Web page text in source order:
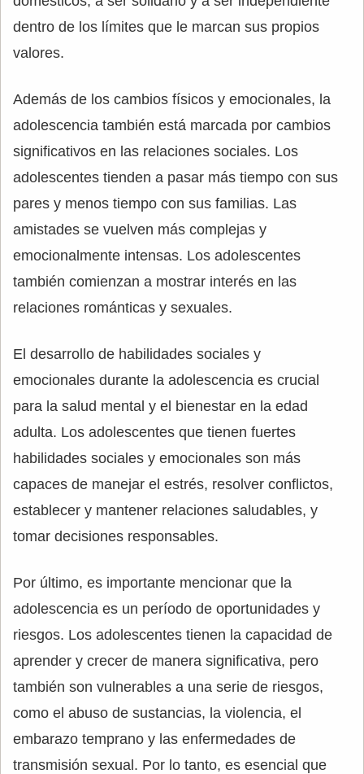
dentro de los límites que le marcan sus propios
valores.
Además de los cambios físicos y emocionales, la
adolescencia también está marcada por cambios
significativos en las relaciones sociales. Los
adolescentes tienden a pasar más tiempo con sus
pares y menos tiempo con sus familias. Las
amistades se vuelven más complejas y
emocionalmente intensas. Los adolescentes
también comienzan a mostrar interés en las
relaciones románticas y sexuales.
El desarrollo de habilidades sociales y
emocionales durante la adolescencia es crucial
para la salud mental y el bienestar en la edad
adulta. Los adolescentes que tienen fuertes
habilidades sociales y emocionales son más
capaces de manejar el estrés, resolver conflictos,
establecer y mantener relaciones saludables, y
tomar decisiones responsables.
Por último, es importante mencionar que la
adolescencia es un período de oportunidades y
riesgos. Los adolescentes tienen la capacidad de
aprender y crecer de manera significativa, pero
también son vulnerables a una serie de riesgos,
como el abuso de sustancias, la violencia, el
embarazo temprano y las enfermedades de
transmisión sexual. Por lo tanto, es esencial que